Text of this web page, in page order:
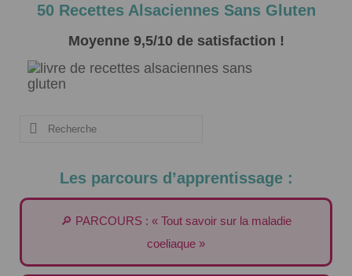
50 Recettes Alsaciennes Sans Gluten
Moyenne 9,5/10 de satisfaction !
Rechercher
Les parcours d’apprentissage :
🔎 PARCOURS : « Tout savoir sur la maladie
coeliaque »